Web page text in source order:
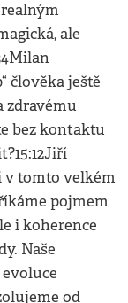
ale
člověka ještě
zdravému
bez kontaktu
v tomto velkém
pojmem
i koherence
Naše
od